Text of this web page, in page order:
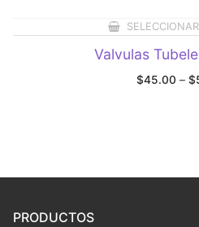
Valvulas
$45.00 – $
PRODUCTOS